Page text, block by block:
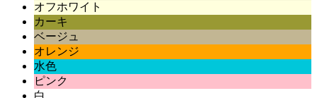
オフホワイト
カーキ
ベージュ
オレンジ
水色
ピンク